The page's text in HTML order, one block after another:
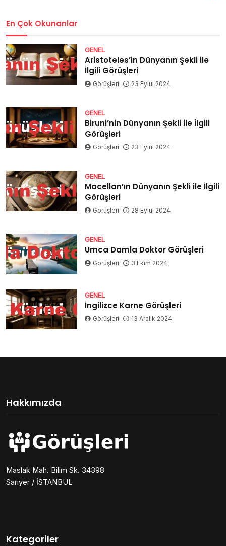
En Çok Okunanlar
GENEL
Aristoteles’in Dünyanın Şekli ile
İlgili Görüşleri
Görüşleri 23 Eylül 2024
GENEL
Biruni’nin Dünyanın Şekli ile İlgili
Görüşleri
Görüşleri 23 Eylül 2024
GENEL
Macellan’ın Dünyanın Şekli ile İlgili
Görüşleri
Görüşleri 28 Eylül 2024
GENEL
Umca Damla Doktor Görüşleri
Görüşleri 3 Ekim 2024
GENEL
İngilizce Karne Görüşleri
Görüşleri 13 Aralık 2024
Hakkımızda
Maslak Mah. Bilim Sk. 34398
Sarıyer / İSTANBUL
Kategoriler